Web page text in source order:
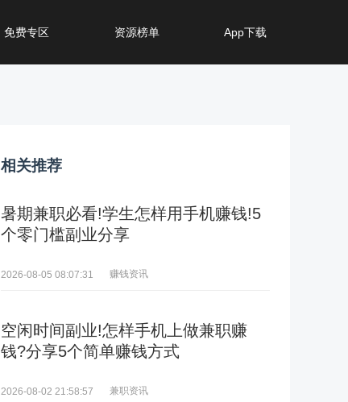
免费专区 资源榜单 App下载
相关推荐
暑期兼职必看!学生怎样用手机赚钱!5
个零门槛副业分享
2026-08-05 08:07:31 赚钱资讯
空闲时间副业!怎样手机上做兼职赚
钱?分享5个简单赚钱方式
2026-08-02 21:58:57 兼职资讯